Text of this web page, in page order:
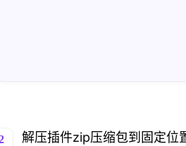
解压插件zip压缩包到固定位